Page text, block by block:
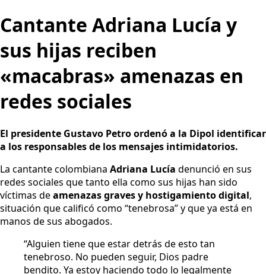
Cantante Adriana Lucía y
sus hijas reciben
«macabras» amenazas en
redes sociales
El presidente Gustavo Petro ordenó a la Dipol identificar
a los responsables de los mensajes intimidatorios.
La cantante colombiana Adriana Lucía denunció en sus
redes sociales que tanto ella como sus hijas han sido
víctimas deamenazas graves y hostigamiento digital,
situación que calificó como “tenebrosa” y que ya está en
manos de sus abogados.
“Alguien tiene que estar detrás de esto tan
tenebroso. No pueden seguir, Dios padre
bendito. Ya estoy haciendo todo lo legalmente